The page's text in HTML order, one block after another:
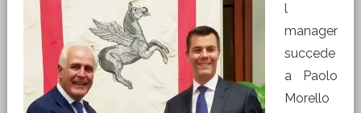
l
manager
succede
a Paolo
Morello